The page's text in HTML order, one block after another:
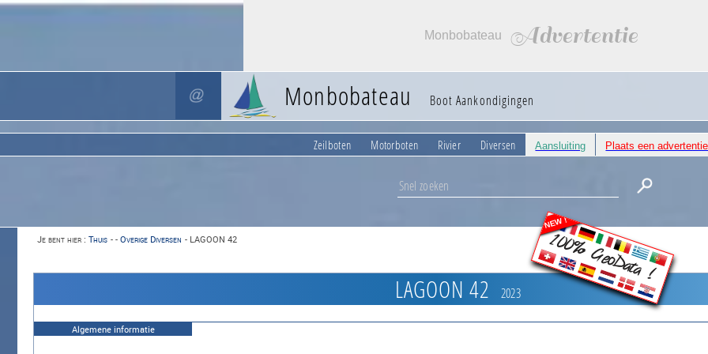
Monbobateau Advertentie
Monbobateau Boot Aankondigingen
Zeilboten Motorboten Rivier Diversen Aansluiting Plaats een advertentie
NEW !
100% GeoData !
Je bent hier : Thuis - - Overige Diversen - LAGOON 42
LAGOON 42 2023
Algemene informatie